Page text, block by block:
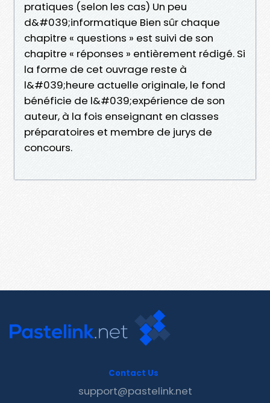
pratiques (selon les cas) Un peu
d&#039;informatique Bien sûr chaque
chapitre « questions » est suivi de son
chapitre « réponses » entièrement rédigé. Si
la forme de cet ouvrage reste à
l&#039;heure actuelle originale, le fond
bénéficie de l&#039;expérience de son
auteur, à la fois enseignant en classes
préparatoires et membre de jurys de
concours.
Contact Us
support@pastelink.net